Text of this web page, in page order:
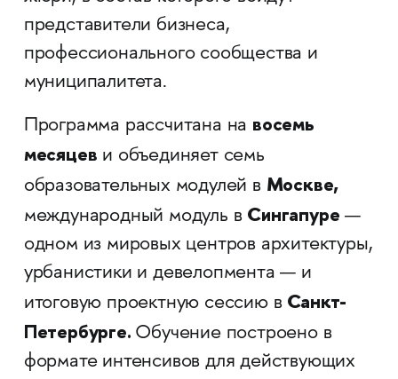
представители бизнеса,
профессионального сообщества и
муниципалитета.
Программа рассчитана на восемь
месяцев и объединяет семь
образовательных модулей в Москве,
международный модуль в Сингапуре —
одном из мировых центров архитектуры,
урбанистики и девелопмента — и
итоговую проектную сессию в Санкт-
Петербурге. Обучение построено в
формате интенсивов для действующих